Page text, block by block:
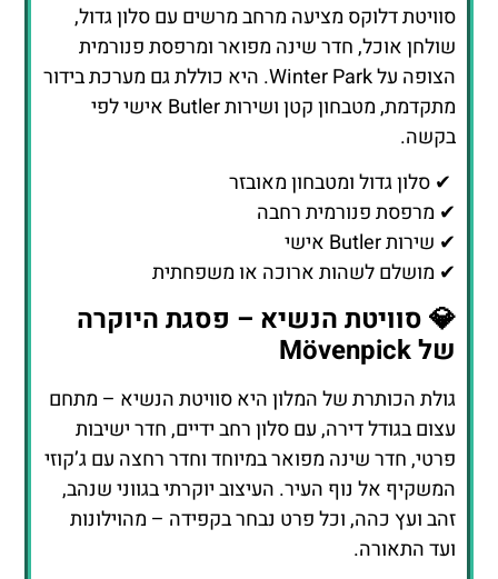
סוויטת דלוקס מציעה מרחב מרשים עם סלון גדול,
שולחן אוכל, חדר שינה מפואר ומרפסת פנורמית
הצופה על Winter Park. היא כוללת גם מערכת בידור
מתקדמת, מטבחון קטן ושירות Butler אישי לפי
בקשה.
✔ סלון גדול ומטבחון מאובזר
✔ מרפסת פנורמית רחבה
✔ שירות Butler אישי
✔ מושלם לשהות ארוכה או משפחתית
💎 סוויטת הנשיא – פסגת היוקרה
של Mövenpick
גולת הכותרת של המלון היא סוויטת הנשיא – מתחם
עצום בגודל דירה, עם סלון רחב ידיים, חדר ישיבות
פרטי, חדר שינה מפואר במיוחד וחדר רחצה עם ג’קוזי
המשקיף אל נוף העיר. העיצוב יוקרתי בגווני שנהב,
זהב ועץ כהה, וכל פרט נבחר בקפידה – מהוילונות
ועד התאורה.